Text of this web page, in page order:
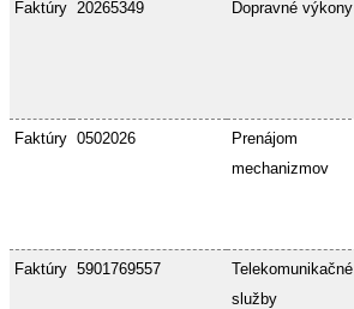
Faktúry 20265349 Dopravné výkony
Faktúry 0502026
Prenájom
mechanizmov
Faktúry 5901769557
Telekomunikačné
služby